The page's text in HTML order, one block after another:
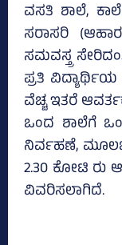
ವಸತಿ ಶಾಲೆ,
ಸರಾಸರಿ
ಸಮವಸ್ತ್ರ
ಪ್ರತಿ
ವೆಚ್ಚ ಇತರೆ
ಒಂದ ಶಾಲೆಗೆ
ನಿರ್ವಹಣೆ,
2.30 ಕೋಟಿ ರು
ವಿವರಿಸಲಾಗಿದೆ.